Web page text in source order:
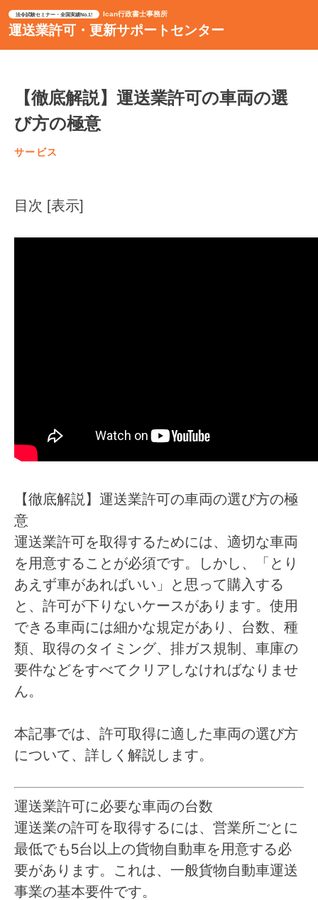
法令試験セミナー・全国実績No.1! Ican行政書士事務所
運送業許可・更新サポートセンター
【徹底解説】運送業許可の車両の選
び方の極意
サービス
目次 [表示]
【徹底解説】運送業許可の車両の選び方の極
意
運送業許可を取得するためには、適切な車両
を用意することが必須です。しかし、「とり
あえず車があればいい」と思って購入する
と、許可が下りないケースがあります。使用
できる車両には細かな規定があり、台数、種
類、取得のタイミング、排ガス規制、車庫の
要件などをすべてクリアしなければなりませ
ん。
本記事では、許可取得に適した車両の選び方
について、詳しく解説します。
運送業許可に必要な車両の台数
運送業の許可を取得するには、営業所ごとに
最低でも5台以上の貨物自動車を用意する必
要があります。これは、一般貨物自動車運送
事業の基本要件です。